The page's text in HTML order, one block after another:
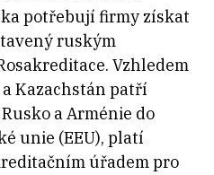
potřebují firmy získat
ruským
Vzhledem
Kazachstán patří
a Arménie do
unie (EEU), platí
úřadem pro